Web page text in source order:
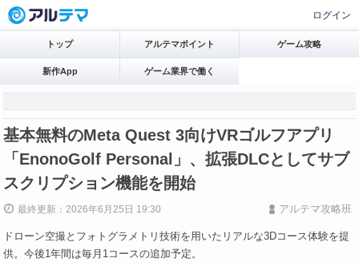
ログイン
トップ アルテマポイント ゲーム攻略
新作App ゲーム業界で働く
基本無料のMeta Quest 3向けVRゴルフアプリ
「EnonoGolf Personal」、拡張DLCとしてサブ
スクリプション機能を開始
アルテマ攻略班
最終更新：2026年6月25日 19:30
ドローン空撮とフォトグラメトリ技術を用いたリアルな3Dコース体験を提
供。今後1年間は毎月1コースの追加予定。